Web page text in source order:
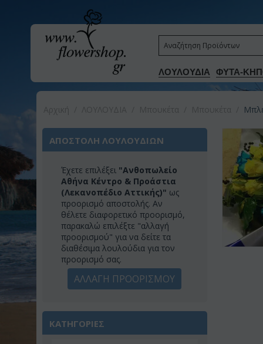
ΛΟΥΛΟΥΔΙΑ ΦΥΤΑ-
ΑΠΟΣΤΟΛΗ ΛΟΥΛΟΥΔΙΩΝ
Έχετε επιλέξει "Ανθοπωλείο
Αθήνα Κέντρο & Προάστια
(Λεκανοπέδιο Αττικής)" ως
προορισμό αποστολής. Αν
θέλετε διαφορετικό προορισμό,
παρακαλώ επιλέξτε "αλλαγή
προορισμού" για να δείτε τα
διαθέσιμα λουλούδια για τον
προορισμό σας.
ΑΛΛΑΓΗ ΠΡΟΟΡΙΣΜΟΥ
ΚΑΤΗΓΟΡΙΕΣ